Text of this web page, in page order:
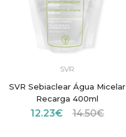
SVR
SVR Sebiaclear Água Micelar
Recarga 400ml
12.23€ 14.50€